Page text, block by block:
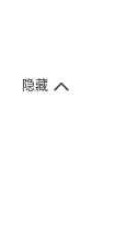
产品除外 ）
隐藏